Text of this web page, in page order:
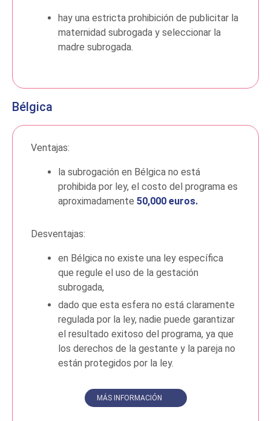
hay una estricta prohibición de publicitar la
maternidad subrogada y seleccionar la
madre subrogada.
Bélgica
Ventajas:
la subrogación en Bélgica no está
prohibida por ley, el costo del programa es
aproximadamente 50,000 euros.
Desventajas:
en Bélgica no existe una ley específica
que regule el uso de la gestación
subrogada,
dado que esta esfera no está claramente
regulada por la ley, nadie puede garantizar
el resultado exitoso del programa, ya que
los derechos de la gestante y la pareja no
están protegidos por la ley.
MÁS INFORMACIÓN